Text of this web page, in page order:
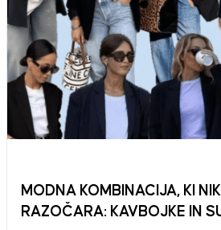
MODNA KOMBINACIJA, KI
RAZOČARA: KAVBOJKE IN